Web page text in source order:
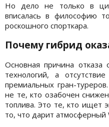
Но дело не только в
вписалась в философию
роскошного спорткара.
Почему гибрид
Основная причина
технологий, а
премиальных гран-
не те, кто озабочен
топлива. Это те, кто ищет
то, что дарит атмосферный